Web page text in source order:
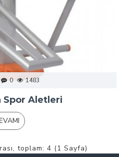
0 1483
Spor Aletleri
toplam: 4 (1 Sayfa)